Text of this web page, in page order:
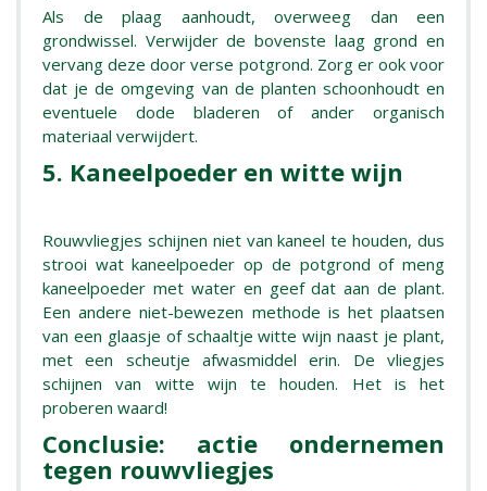
Als de plaag aanhoudt, overweeg dan een
grondwissel. Verwijder de bovenste laag grond en
vervang deze door verse potgrond. Zorg er ook voor
dat je de omgeving van de planten schoonhoudt en
eventuele dode bladeren of ander organisch
materiaal verwijdert.
5. Kaneelpoeder en witte wijn
Rouwvliegjes schijnen niet van kaneel te houden, dus
strooi wat kaneelpoeder op de potgrond of meng
kaneelpoeder met water en geef dat aan de plant.
Een andere niet-bewezen methode is het plaatsen
van een glaasje of schaaltje witte wijn naast je plant,
met een scheutje afwasmiddel erin. De vliegjes
schijnen van witte wijn te houden. Het is het
proberen waard!
Conclusie: actie ondernemen
tegen rouwvliegjes